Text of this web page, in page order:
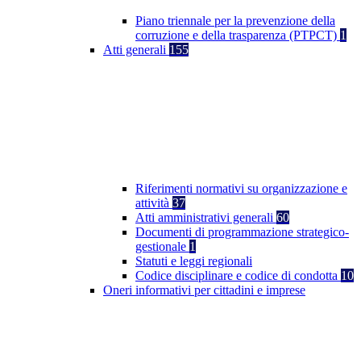
Piano triennale per la prevenzione della
corruzione e della trasparenza (PTPCT) 1
Atti generali 155
Riferimenti normativi su organizzazione e
attività 37
Atti amministrativi generali 60
Documenti di programmazione strategico-
gestionale 1
Statuti e leggi regionali
Codice disciplinare e codice di condotta 10
Oneri informativi per cittadini e imprese